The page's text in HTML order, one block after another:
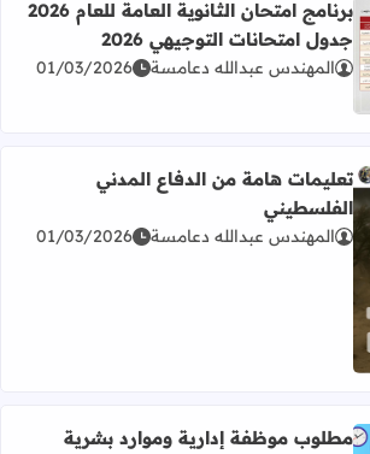
امتحان الثانوية العامة للعام 2026 جدول امتحانات التوجيهي 2026
برنامج امتحان الثانوية العامة للعام 2026
جدول امتحانات التوجيهي 2026
المهندس عبدالله دعامسة 01/03/2026
عن تعليمات هامة من الدفاع المدني الفلسطيني
تعليمات هامة من الدفاع المدني
الفلسطيني
المهندس عبدالله دعامسة 01/03/2026
مطلوب موظفة إدارية وموارد بشرية